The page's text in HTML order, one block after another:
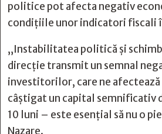
politice pot afecta negativ
condițiile unor indicatori fiscali
„Instabilitatea politică şi
direcție transmit un semnal
investitorilor, care ne afectează
câștigat un capital semnificativ
10 luni – este esențial să nu o
Nazare.